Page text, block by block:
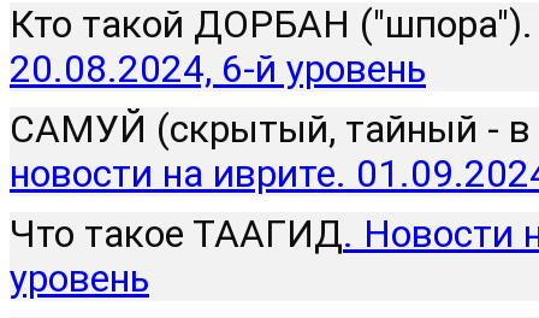
Кто такой ДОРБАН
20.08.2024, 6-й уровень
САМУЙ (скрытый, тайный - в
новости на иврите.
Что такое ТААГИД. Новости
уровень